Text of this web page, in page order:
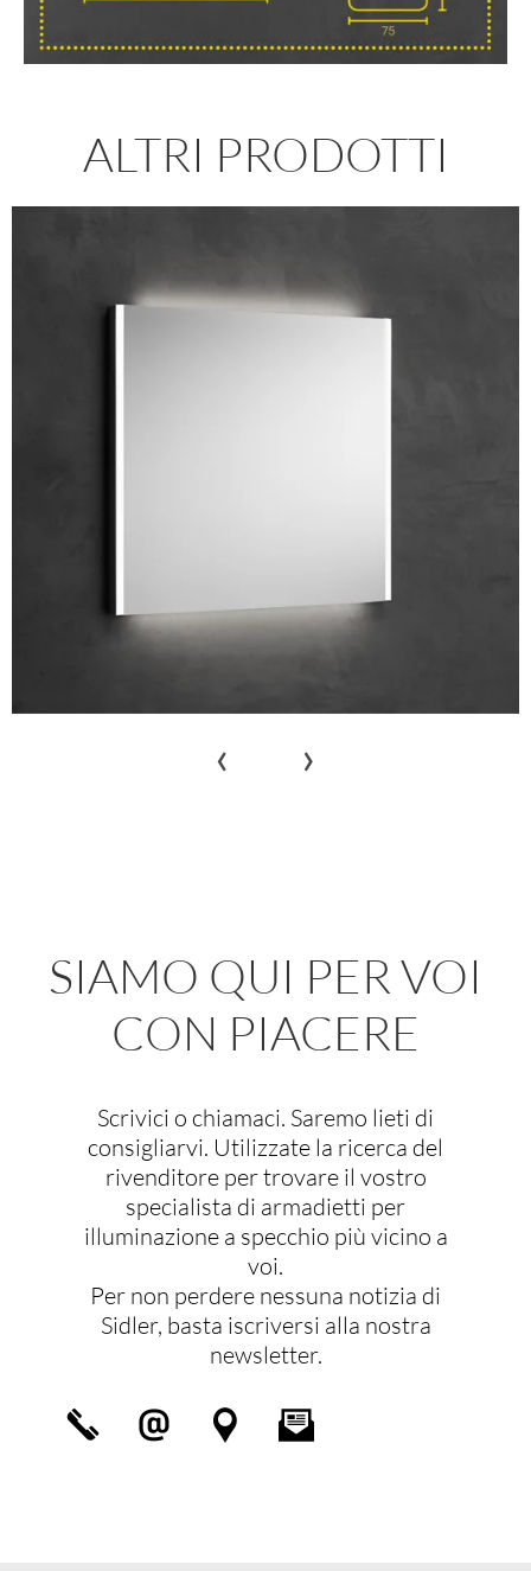
ALTRI PRODOTTI
‹ ›
SIAMO QUI PER VOI
CON PIACERE
Scrivici o chiamaci. Saremo lieti di
consigliarvi. Utilizzate la ricerca del
rivenditore per trovare il vostro
specialista di armadietti per
illuminazione a specchio più vicino a
voi.
Per non perdere nessuna notizia di
Sidler, basta iscriversi alla nostra
newsletter.